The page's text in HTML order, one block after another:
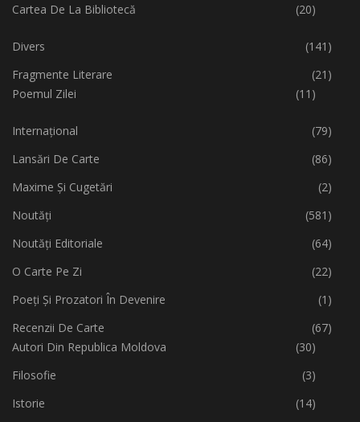
Cartea De La Bibliotecă
(20)
Divers
(141)
Fragmente Literare
(21)
Poemul Zilei
(11)
Internațional
(79)
Lansări De Carte
(86)
Maxime Și Cugetări
(2)
Noutăți
(581)
Noutăți Editoriale
(64)
O Carte Pe Zi
(22)
Poeți Și Prozatori În Devenire
(1)
Recenzii De Carte
(67)
Autori Din Republica Moldova
(30)
Filosofie
(3)
Istorie
(14)